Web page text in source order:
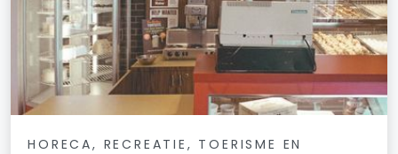
HORECA, RECREATIE, TOERISME EN